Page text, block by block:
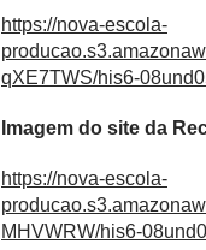
https://nova-escola-
qXE7TWS/his6-
Imagem do site da
https://nova-escola-
MHVWRW/his6-